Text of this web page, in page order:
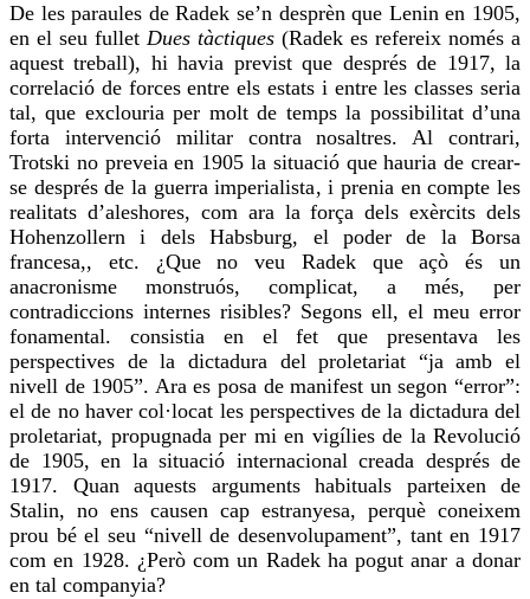
De les paraules de Radek se’n desprèn que Lenin en 1905,
en el seu fullet Dues tàctiques (Radek es refereix només a
aquest treball), hi havia previst que després de 1917, la
correlació de forces entre els estats i entre les classes seria
tal, que exclouria per molt de temps la possibilitat d’una
forta intervenció militar contra nosaltres. Al contrari,
Trotski no preveia en 1905 la situació que hauria de crear-
se després de la guerra imperialista, i prenia en compte les
realitats d’aleshores, com ara la força dels exèrcits dels
Hohenzollern i delsHabsburg, el poder de la Borsa
francesa,, etc. ¿Que noveu Radek que açò és un
anacronisme monstruós, complicat, a més, per
contradiccions internes risibles? Segons ell, el meu error
fonamental. consistia en el fet que presentava les
perspectives de la dictadura del proletariat “ja amb el
nivell de 1905”. Ara es posa de manifest un segon “error”:
el de no haver col·locat les perspectives de la dictadura del
proletariat, propugnada per mi en vigílies de la Revolució
de 1905, en la situació internacional creada després de
1917. Quan aquests arguments habituals parteixen de
Stalin, no ens causen cap estranyesa, perquè coneixem
prou bé el seu “nivell de desenvolupament”, tant en 1917
com en 1928. ¿Però com un Radek ha pogut anar a donar
en tal companyia?